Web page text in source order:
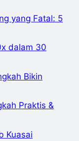
yang Fatal: 5
dalam 30
Bikin
Praktis &
Kuasai